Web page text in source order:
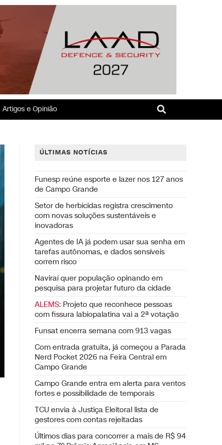
Artigos e Opinião
ÚLTIMAS NOTÍCIAS
Funesp reúne esporte e lazer nos 127 anos
de Campo Grande
Setor de herbicidas registra crescimento
com novas soluções sustentáveis e
inovadoras
Agentes de IA já podem usar sua senha em
tarefas autônomas, e dados sensíveis
correm risco
Naviraí quer população opinando em
pesquisa para projetar futuro da cidade
ALEMS: Projeto que reconhece pessoas
com fissura labiopalatina vai a 2ª votação
Funsat encerra semana com 913 vagas
Com entrada gratuita, já começou a Parada
Nerd Pocket 2026 na Feira Central em
Campo Grande
Campo Grande entra em alerta para ventos
fortes e possibilidade de temporais
TCU envia à Justiça Eleitoral lista de
gestores com contas rejeitadas
Últimos dias para concorrer a mais de R$ 94